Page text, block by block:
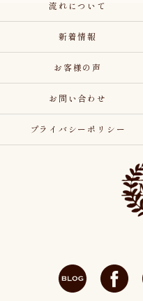
流れについて
新着情報
お客様の声
お問い合わせ
プライバシーポリシー